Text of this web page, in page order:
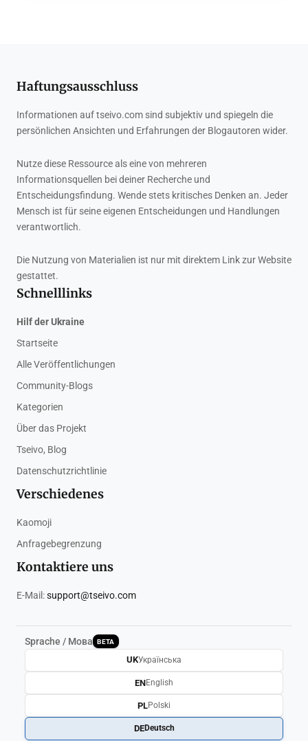
Haftungsausschluss
Informationen auf tseivo.com sind subjektiv und spiegeln die
persönlichen Ansichten und Erfahrungen der Blogautoren wider.
Nutze diese Ressource als eine von mehreren
Informationsquellen bei deiner Recherche und
Entscheidungsfindung. Wende stets kritisches Denken an. Jeder
Mensch ist für seine eigenen Entscheidungen und Handlungen
verantwortlich.
Die Nutzung von Materialien ist nur mit direktem Link zur Website
gestattet.
Schnelllinks
Hilf der Ukraine
Startseite
Alle Veröffentlichungen
Community-Blogs
Kategorien
Über das Projekt
Tseivo, Blog
Datenschutzrichtlinie
Verschiedenes
Kaomoji
Anfragebegrenzung
Kontaktiere uns
E-Mail:support@tseivo.com
Sprache / Мова BETA
UKУкраїнська
ENEnglish
PLPolski
DEDeutsch